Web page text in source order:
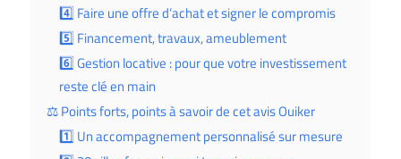
4️⃣ Faire une offre d’achat et signer le compromis
5️⃣ Financement, travaux, ameublement
6️⃣ Gestion locative : pour que votre investissement
reste clé en main
⚖️ Points forts, points à savoir de cet avis Ouiker
1️⃣ Un accompagnement personnalisé sur mesure